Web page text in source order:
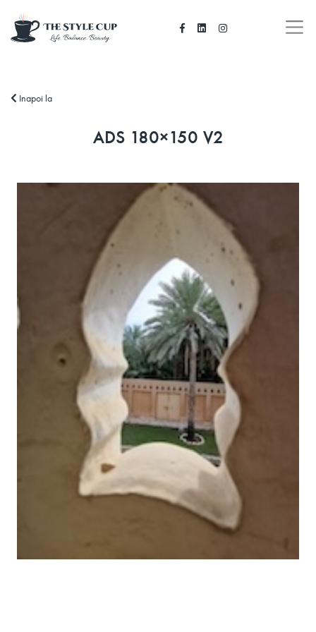
Inapoi la
ADS 180×150 V2